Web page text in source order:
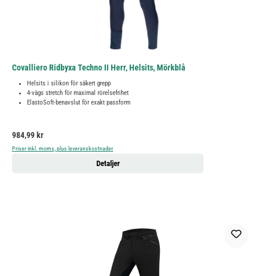
Covalliero Ridbyxa Techno II Herr, Helsits, Mörkblå
Helsits i silikon för säkert grepp
4-vägs stretch för maximal rörelsefrihet
ElastoSoft-benavslut för exakt passform
Ordinarie pris:
984,99 kr
Priser inkl. moms, plus leveranskostnader
Detaljer